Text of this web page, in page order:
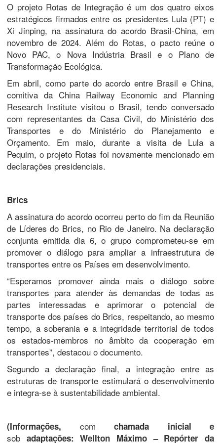
O projeto Rotas de Integração é um dos quatro eixos
estratégicos firmados entre os presidentes Lula (PT) e
Xi Jinping, na assinatura do acordo Brasil-China, em
novembro de 2024. Além do Rotas, o pacto reúne o
Novo PAC, o Nova Indústria Brasil e o Plano de
Transformação Ecológica.
Em abril, como parte do acordo entre Brasil e China,
comitiva da China Railway Economic and Planning
Research Institute visitou o Brasil, tendo conversado
com representantes da Casa Civil, do Ministério dos
Transportes e do Ministério do Planejamento e
Orçamento. Em maio, durante a visita de Lula a
Pequim, o projeto Rotas foi novamente mencionado em
declarações presidenciais.
Brics
A assinatura do acordo ocorreu perto do fim da Reunião
de Líderes do Brics, no Rio de Janeiro. Na declaração
conjunta emitida dia 6, o grupo comprometeu-se em
promover o diálogo para ampliar a infraestrutura de
transportes entre os Países em desenvolvimento.
“Esperamos promover ainda mais o diálogo sobre
transportes para atender às demandas de todas as
partes interessadas e aprimorar o potencial de
transporte dos países do Brics, respeitando, ao mesmo
tempo, a soberania e a integridade territorial de todos
os estados-membros no âmbito da cooperação em
transportes”, destacou o documento.
Segundo a declaração final, a integração entre as
estruturas de transporte estimulará o desenvolvimento
e integra-se à sustentabilidade ambiental.
(Informações, com chamada inicial e
sob adaptações: Wellton Máximo – Repórter da